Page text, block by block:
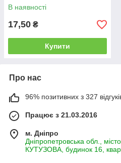
В наявності
17,50 ₴
Купити
Про нас
96% позитивних з 327
Працює з 21.03.2016
м. Дніпро
Дніпропетровська обл.,
КУТУЗОВА, будинок 16,